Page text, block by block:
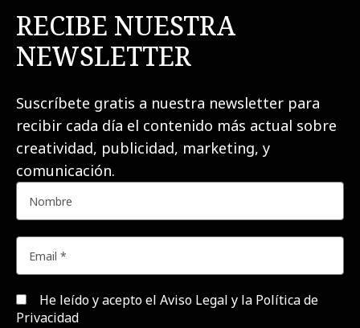
RECIBE NUESTRA
NEWSLETTER
Suscríbete gratis a nuestra newsletter para
recibir cada día el contenido más actual sobre
creatividad, publicidad, marketing, y
comunicación.
He leído y acepto el Aviso Legal y la Política de
Privacidad